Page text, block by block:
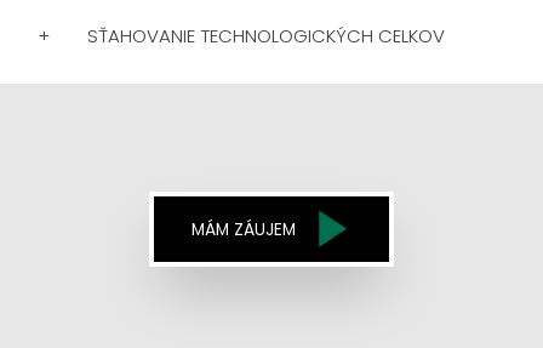
+ SŤAHOVANIE TECHNOLOGICKÝCH CELKOV
MÁM ZÁUJEM